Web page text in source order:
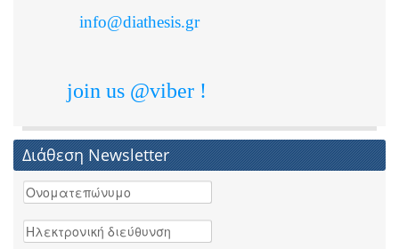
info@diathesis.gr
join us @viber !
Διάθεση Newsletter